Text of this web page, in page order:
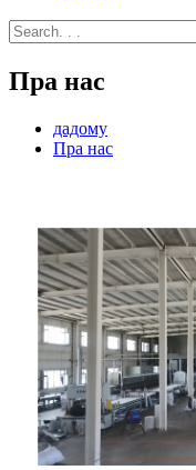
Пра нас
дадому
Пра нас